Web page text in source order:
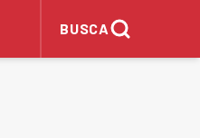
BUSCA